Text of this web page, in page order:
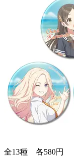
全13種 各580円